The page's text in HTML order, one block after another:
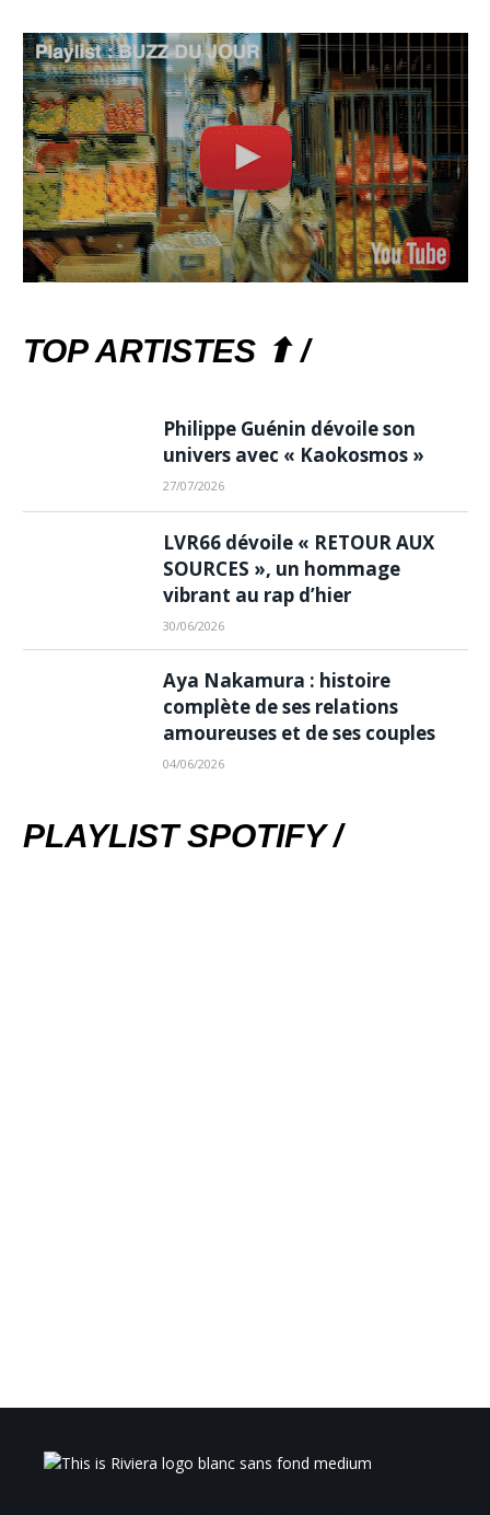
TOP ARTISTES ⬆ /
Philippe Guénin dévoile son
univers avec « Kaokosmos »
27/07/2026
LVR66 dévoile « RETOUR AUX
SOURCES », un hommage
vibrant au rap d’hier
30/06/2026
Aya Nakamura : histoire
complète de ses relations
amoureuses et de ses couples
04/06/2026
PLAYLIST SPOTIFY /